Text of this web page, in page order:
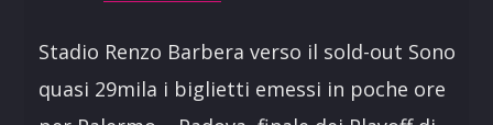
Stadio Renzo Barbera verso il sold-out Sono
quasi 29mila i biglietti emessi in poche ore